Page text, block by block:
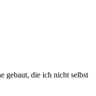
gebaut, die ich nicht selbst